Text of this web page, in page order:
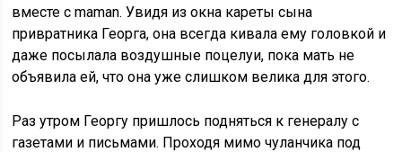
вместе с maman. Увидя из окна кареты сына
привратника Георга, она всегда кивала ему головкой и
даже посылала воздушные поцелуи, пока мать не
объявила ей, что она уже слишком велика для этого.
Раз утром Георгу пришлось подняться к генералу с
газетами и письмами. Проходя мимо чуланчика под